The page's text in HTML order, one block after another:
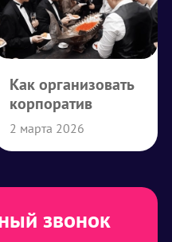
Как организовать
корпоратив
2 марта 2026
звонок